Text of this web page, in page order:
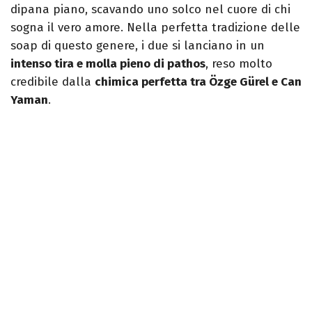
dipana piano, scavando uno solco nel cuore di chi
sogna il vero amore. Nella perfetta tradizione delle
soap di questo genere, i due si lanciano in un
intenso tira e molla pieno di pathos, reso molto
credibile dalla chimica perfetta tra Özge Gürel e Can
Yaman.